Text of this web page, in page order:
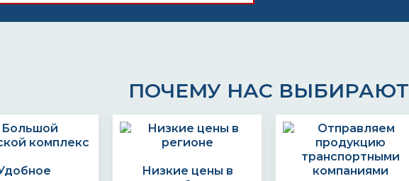
ПОЧЕМУ НАС ВЫБИРАЮТ
Низкие цены в